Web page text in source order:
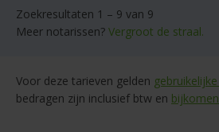
Zoekresultaten 1 – 9 van 9
Meer notarissen? Vergroot de straal.
Voor deze tarieven gelden
bedragen zijn inclusief btw en